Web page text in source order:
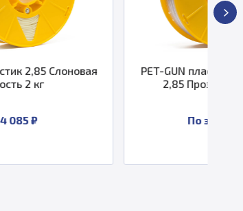
PET-GUN пластик PrintProduct
2,85 Прозрачный 2 кг